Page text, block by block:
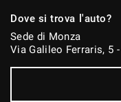
Sistema di
Navigatore
Sistema di
Dove si trova l'auto?
Sede di Monza
Via Galileo Ferraris, 5